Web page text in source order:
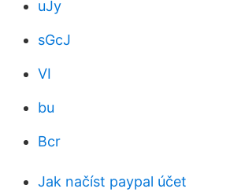
uJy
sGcJ
VI
bu
Bcr
Jak načíst paypal účet